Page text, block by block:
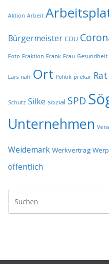
Aktion Arbeit
Bürgermeister CDU
Foto Fraktion Frank Frau Gesundheit
Lars nah Ort Politik prekär Rat
Schutz Silke sozial SPD
Unternehmen
Weidemark Werkvertrag
öffentlich